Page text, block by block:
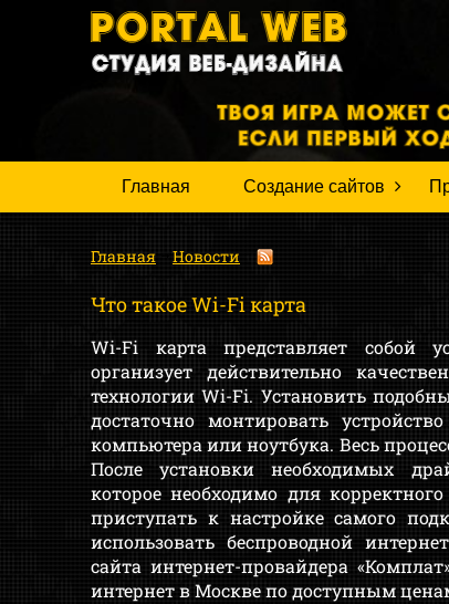
Главная Создание сайтов
Главная Новости
Что такое Wi-Fi карта
Wi-Fi карта представляет собой
организует действительно
технологии Wi-Fi. Установить
достаточно монтировать
компьютера или ноутбука. Весь
После установки необходимых
которое необходимо для
приступать к настройке самого
использовать беспроводной
сайта интернет-провайдера
интернет в Москве по доступным